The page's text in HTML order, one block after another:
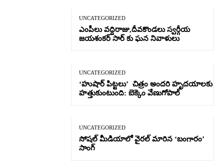
UNCATEGORIZED
ఎంపీలు వద్దిరాజు,దీవకొండలు స్వర్గీయ
జయశంకర్ సార్ కు ఘన నివాళులు
UNCATEGORIZED
‘హుషార్‌ పిట్టలు’ చిత్రం అందరి హృదయాలకు
హత్తుకుంటుంది: బెక్కెం వేణుగోపాల్‌
UNCATEGORIZED
సోషల్ మీడియాలో వైరల్ మారిన ‘బంగారం’
సాంగ్